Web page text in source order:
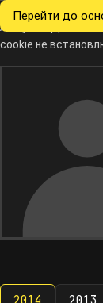
Перейти до
з
Ми хочемо збирати
Analytics. Доки ви
cookie не